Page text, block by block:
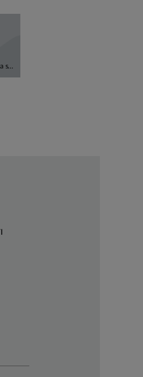
In ricordo del Nobel per l'Economia, il video rilegge la finanza sostenibile alla luce del suo pensiero: non un vincolo imposto all'economia, ma una condizione del suo sviluppo futuro. Dalla credibilità della transizione ai settori hard-to-abate, fino alla centralità della "S" di ESG, un invito a orientare il capitale verso innovazione, lavoro di qualità e prosperità condivisa. Ci racconta tutto Alfonso Del Giudice, Professore Ordinario di Finanza Aziendale presso l'Università Cattolica.